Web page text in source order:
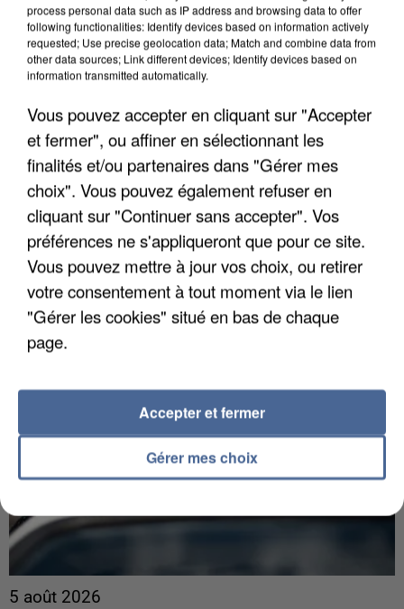
5 août 2026
L’un des fondateurs supposés de la DZ Mafia
interpellé en Algérie
Il est soupçonné d'y avoir mené ses opérations en
France.
5 août 2026
process personal data such as IP address and browsing data to offer
following functionalities: Identify devices based on information actively
requested; Use precise geolocation data; Match and combine data from
other data sources; Link different devices; Identify devices based on
information transmitted automatically.
Vous pouvez accepter en cliquant sur "Accepter
et fermer", ou affiner en sélectionnant les
finalités et/ou partenaires dans "Gérer mes
choix". Vous pouvez également refuser en
cliquant sur "Continuer sans accepter". Vos
préférences ne s'appliqueront que pour ce site.
Vous pouvez mettre à jour vos choix, ou retirer
votre consentement à tout moment via le lien
"Gérer les cookies" situé en bas de chaque
page.
Gérer mes choix
Accepter et fermer